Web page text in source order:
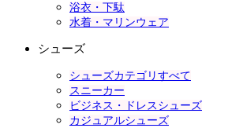
浴衣・下駄
水着・マリンウェア
シューズ
シューズカテゴリすべて
スニーカー
ビジネス・ドレスシューズ
カジュアルシューズ